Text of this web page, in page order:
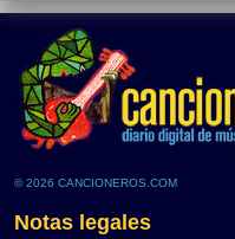
© 2026 CANCIONEROS.COM
Notas legales